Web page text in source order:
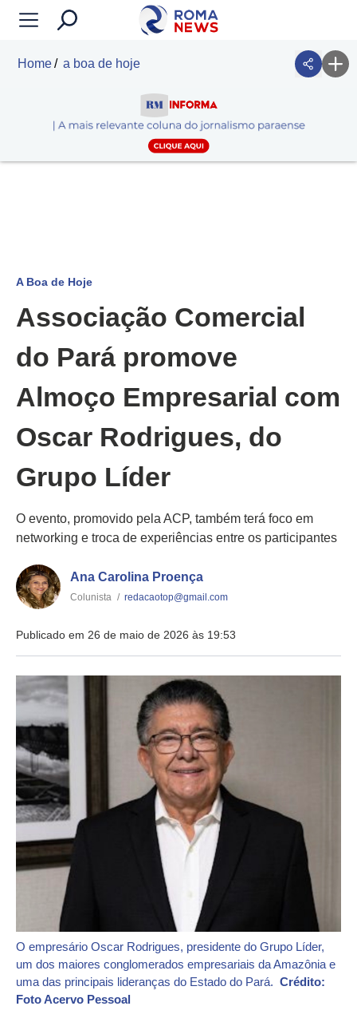
Home a boa de hoje
A Boa de Hoje
Associação Comercial
do Pará promove
Almoço Empresarial com
Oscar Rodrigues, do
Grupo Líder
O evento, promovido pela ACP, também terá foco em
networking e troca de experiências entre os participantes
Ana Carolina Proença
Colunista / redacaotop@gmail.com
Publicado em 26 de maio de 2026 às 19:53
O empresário Oscar Rodrigues, presidente do Grupo Líder,
um dos maiores conglomerados empresariais da Amazônia e
uma das principais lideranças do Estado do Pará. Crédito:
Foto Acervo Pessoal